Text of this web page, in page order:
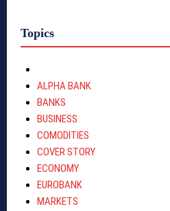
Topics
ALPHA BANK
BANKS
BUSINESS
COMODITIES
COVER STORY
ECONOMY
EUROBANK
MARKETS